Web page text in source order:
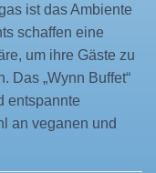
ist das Ambiente
schaffen eine
um ihre Gäste zu
Das „Wynn Buffet“
entspannte
an veganen und